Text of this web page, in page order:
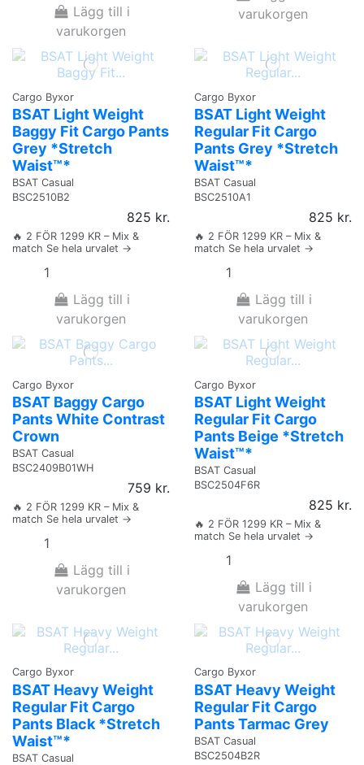
Lägg till i
varukorgen
varukorgen
Cargo Byxor
BSAT Light Weight
Baggy Fit Cargo Pants
Grey *Stretch
Waist™*
BSAT Casual
BSC2510B2
825 kr.
🔥 2 FÖR 1299 KR – Mix &
match Se hela urvalet →
Lägg till i
varukorgen
Cargo Byxor
BSAT Light Weight
Regular Fit Cargo
Pants Grey *Stretch
Waist™*
BSAT Casual
BSC2510A1
825 kr.
🔥 2 FÖR 1299 KR – Mix &
match Se hela urvalet →
Lägg till i
varukorgen
Cargo Byxor
BSAT Baggy Cargo
Pants White Contrast
Crown
BSAT Casual
BSC2409B01WH
759 kr.
🔥 2 FÖR 1299 KR – Mix &
match Se hela urvalet →
Lägg till i
varukorgen
Cargo Byxor
BSAT Light Weight
Regular Fit Cargo
Pants Beige *Stretch
Waist™*
BSAT Casual
BSC2504F6R
825 kr.
🔥 2 FÖR 1299 KR – Mix &
match Se hela urvalet →
Lägg till i
varukorgen
Cargo Byxor
BSAT Heavy Weight
Regular Fit Cargo
Pants Black *Stretch
Waist™*
BSAT Casual
Cargo Byxor
BSAT Heavy Weight
Regular Fit Cargo
Pants Tarmac Grey
BSAT Casual
BSC2504B2R